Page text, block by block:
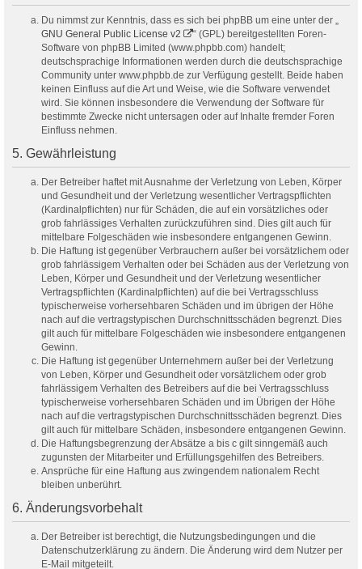
Du nimmst zur Kenntnis, dass es sich bei phpBB um eine unter der „
GNU General Public License v2
“ (GPL) bereitgestellten Foren-
Software von phpBB Limited (www.phpbb.com) handelt;
deutschsprachige Informationen werden durch die deutschsprachige
Community unter www.phpbb.de zur Verfügung gestellt. Beide haben
keinen Einfluss auf die Art und Weise, wie die Software verwendet
wird. Sie können insbesondere die Verwendung der Software für
bestimmte Zwecke nicht untersagen oder auf Inhalte fremder Foren
Einfluss nehmen.
5. Gewährleistung
Der Betreiber haftet mit Ausnahme der Verletzung von Leben, Körper
und Gesundheit und der Verletzung wesentlicher Vertragspflichten
(Kardinalpflichten) nur für Schäden, die auf ein vorsätzliches oder
grob fahrlässiges Verhalten zurückzuführen sind. Dies gilt auch für
mittelbare Folgeschäden wie insbesondere entgangenen Gewinn.
Die Haftung ist gegenüber Verbrauchern außer bei vorsätzlichem oder
grob fahrlässigem Verhalten oder bei Schäden aus der Verletzung von
Leben, Körper und Gesundheit und der Verletzung wesentlicher
Vertragspflichten (Kardinalpflichten) auf die bei Vertragsschluss
typischerweise vorhersehbaren Schäden und im übrigen der Höhe
nach auf die vertragstypischen Durchschnittsschäden begrenzt. Dies
gilt auch für mittelbare Folgeschäden wie insbesondere entgangenen
Gewinn.
Die Haftung ist gegenüber Unternehmern außer bei der Verletzung
von Leben, Körper und Gesundheit oder vorsätzlichem oder grob
fahrlässigem Verhalten des Betreibers auf die bei Vertragsschluss
typischerweise vorhersehbaren Schäden und im Übrigen der Höhe
nach auf die vertragstypischen Durchschnittsschäden begrenzt. Dies
gilt auch für mittelbare Schäden, insbesondere entgangenen Gewinn.
Die Haftungsbegrenzung der Absätze a bis c gilt sinngemäß auch
zugunsten der Mitarbeiter und Erfüllungsgehilfen des Betreibers.
Ansprüche für eine Haftung aus zwingendem nationalem Recht
bleiben unberührt.
6. Änderungsvorbehalt
Der Betreiber ist berechtigt, die Nutzungsbedingungen und die
Datenschutzerklärung zu ändern. Die Änderung wird dem Nutzer per
E-Mail mitgeteilt.